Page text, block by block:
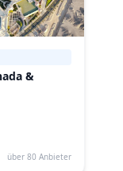
&
über 80 Anbieter